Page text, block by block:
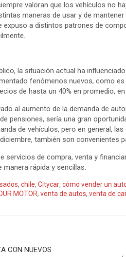
valoran que los vehículos no
maneras de usar y de
expuso a distintos patrones de
la situación actual ha
fenómenos nuevos, como
de hasta un 40% en promedio,
al aumento de la demanda de
pensiones, sería una gran
de vehículos, pero en general,
también son convenientes
servicios de compra, venta y
rápida y sencillas.
, chile, Citycar, cómo vender un
MOTOR, venta de autos, venta de
CON NUEVOS